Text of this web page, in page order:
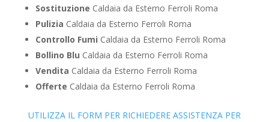
Sostituzione Caldaia da Esterno Ferroli Roma
Pulizia Caldaia da Esterno Ferroli Roma
Controllo Fumi Caldaia da Esterno Ferroli Roma
Bollino Blu Caldaia da Esterno Ferroli Roma
Vendita Caldaia da Esterno Ferroli Roma
Offerte Caldaia da Esterno Ferroli Roma
UTILIZZA IL FORM PER RICHIEDERE ASSISTENZA PER